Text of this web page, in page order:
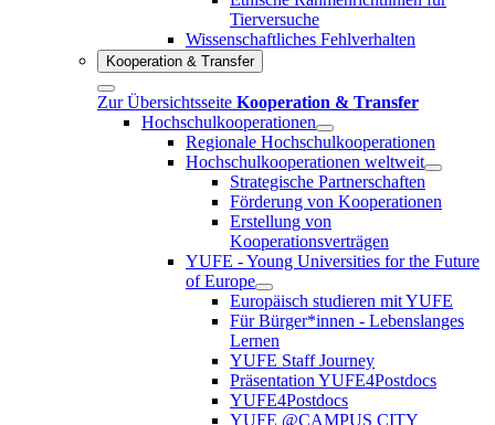
Tierversuche
Wissenschaftliches Fehlverhalten
Kooperation & Transfer
Zur Übersichtsseite Kooperation & Transfer
Hochschulkooperationen
Regionale Hochschulkooperationen
Hochschulkooperationen weltweit
Strategische Partnerschaften
Förderung von Kooperationen
Erstellung von
Kooperationsverträgen
YUFE - Young Universities for the Future
of Europe
Europäisch studieren mit YUFE
Für Bürger*innen - Lebenslanges
Lernen
YUFE Staff Journey
Präsentation YUFE4Postdocs
YUFE4Postdocs
YUFE @CAMPUS CITY